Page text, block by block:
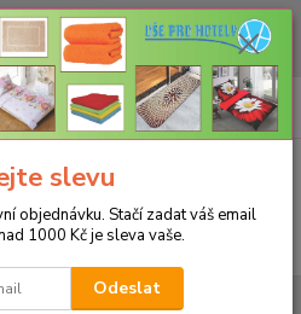
NAŠICH PRODUKTŮ ZA LEPŠÍ
Klikněte ZDE
CZK 0ks
za0 Kč
Prošívaný sedák Bamberk –
slevu
objednávku. Stačí zadat váš email
1000 Kč je sleva vaše.
Odeslat